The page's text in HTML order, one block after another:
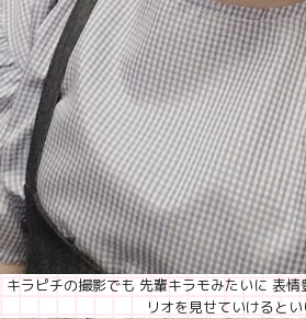
キラピチの撮影でも 先輩キラモみたいに 表
リオを見せていけると